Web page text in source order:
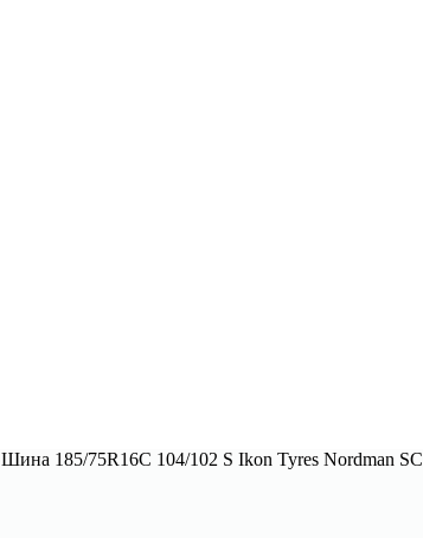
Шина 185/75R16C 104/102 S Ikon Tyres Nordman SC